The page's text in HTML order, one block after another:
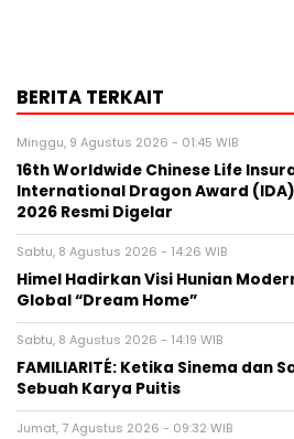
BERITA TERKAIT
Minggu, 9 Agustus 2026 - 01:45 WIB
16th Worldwide Chinese Life
International Dragon Award
2026 Resmi Digelar
Sabtu, 8 Agustus 2026 - 14:26 WIB
Himel Hadirkan Visi Hunian
Global “Dream Home”
Sabtu, 8 Agustus 2026 - 14:19 WIB
FAMILIARITÉ: Ketika Sinema dan
Sebuah Karya Puitis
Jumat, 7 Agustus 2026 - 09:32 WIB